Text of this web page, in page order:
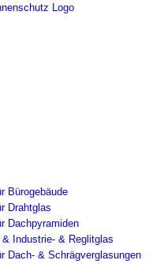
Bürogebäude
Drahtglas
Dachpyramiden
Industrie- & Reglitglas
Dach- & Schrägverglasungen